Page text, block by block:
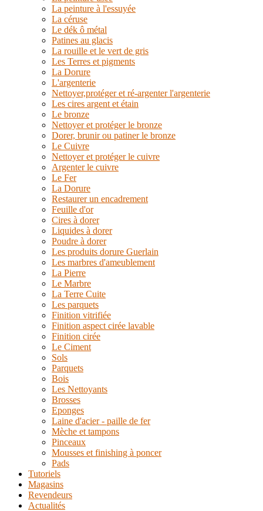
La peinture à l'essuyée
La céruse
Le dék ô métal
Patines au glacis
La rouille et le vert de gris
Les Terres et pigments
La Dorure
L'argenterie
Nettoyer,protéger et ré-argenter l'argenterie
Les cires argent et étain
Le bronze
Nettoyer et protéger le bronze
Dorer, brunir ou patiner le bronze
Le Cuivre
Nettoyer et protéger le cuivre
Argenter le cuivre
Le Fer
La Dorure
Restaurer un encadrement
Feuille d'or
Cires à dorer
Liquides à dorer
Poudre à dorer
Les produits dorure Guerlain
Les marbres d'ameublement
La Pierre
Le Marbre
La Terre Cuite
Les parquets
Finition vitrifiée
Finition aspect cirée lavable
Finition cirée
Le Ciment
Sols
Parquets
Bois
Les Nettoyants
Brosses
Eponges
Laine d'acier - paille de fer
Mèche et tampons
Pinceaux
Mousses et finishing à poncer
Pads
Tutoriels
Magasins
Revendeurs
Actualités